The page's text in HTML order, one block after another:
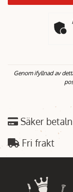
Genom ifyllnad av
Säker
Fri frakt